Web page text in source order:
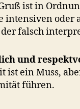
ist in
intensiven oder
falsch
und
ist ein Muss,
führen.